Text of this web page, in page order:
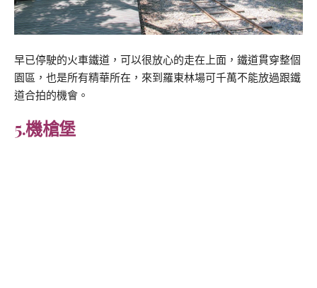
早已停駛的火車鐵道，可以很放心的走在上面，鐵道貫穿整個
園區，也是所有精華所在，來到羅東林場可千萬不能放過跟鐵
道合拍的機會。
5.機槍堡